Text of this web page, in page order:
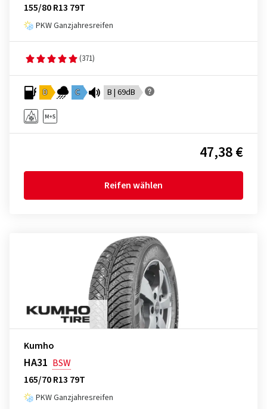
155/80 R13 79T
PKW Ganzjahresreifen
(371)
D C B | 69dB
47,38 €
Reifen wählen
Kumho
HA31 BSW
165/70 R13 79T
PKW Ganzjahresreifen